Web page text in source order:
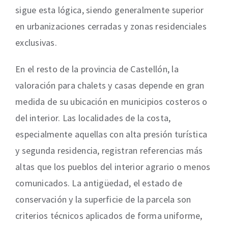
sigue esta lógica, siendo generalmente superior
en urbanizaciones cerradas y zonas residenciales
exclusivas.
En el resto de la provincia de Castellón, la
valoración para chalets y casas depende en gran
medida de su ubicación en municipios costeros o
del interior. Las localidades de la costa,
especialmente aquellas con alta presión turística
y segunda residencia, registran referencias más
altas que los pueblos del interior agrario o menos
comunicados. La antigüedad, el estado de
conservación y la superficie de la parcela son
criterios técnicos aplicados de forma uniforme,